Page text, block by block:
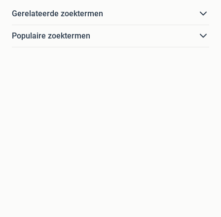
Gerelateerde zoektermen
Populaire zoektermen